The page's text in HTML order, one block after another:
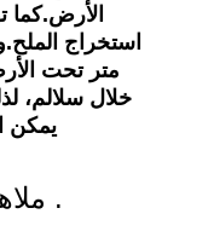
متر تحت
خلال سلالم،
يمكن
.